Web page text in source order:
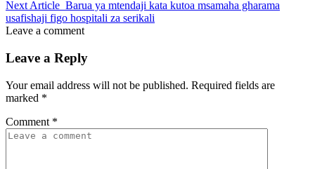
Next Article Barua ya mtendaji kata kutoa msamaha gharama
usafishaji figo hospitali za serikali
Leave a comment
Leave a Reply
Your email address will not be published. Required fields are
marked *
Comment *